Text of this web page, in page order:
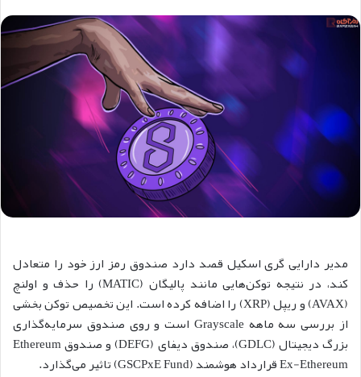
مدیر دارایی گری اسکیل قصد دارد صندوق رمز ارز خود را متعادل
کند، در نتیجه توکن‌هایی مانند پالیگان (MATIC) را حذف و اولنچ
(AVAX) و ریپل (XRP) را اضافه کرده است. این تخصیص توکن بخشی
از بررسی سه ماهه Grayscale است و روی صندوق سرمایه‌گذاری
بزرگ دیجیتال (GDLC)، صندوق دیفای (DEFG) و صندوق Ethereum
Ex-Ethereum قرارداد هوشمند (GSCPxE Fund) تاثیر می‌گذارد.